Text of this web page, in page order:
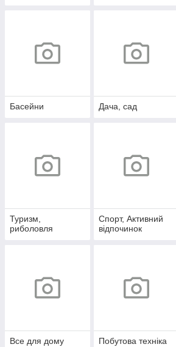
Басейни Дача, сад
Туризм,
риболовля
Спорт, Активний
відпочинок
Все для дому Побутова техніка